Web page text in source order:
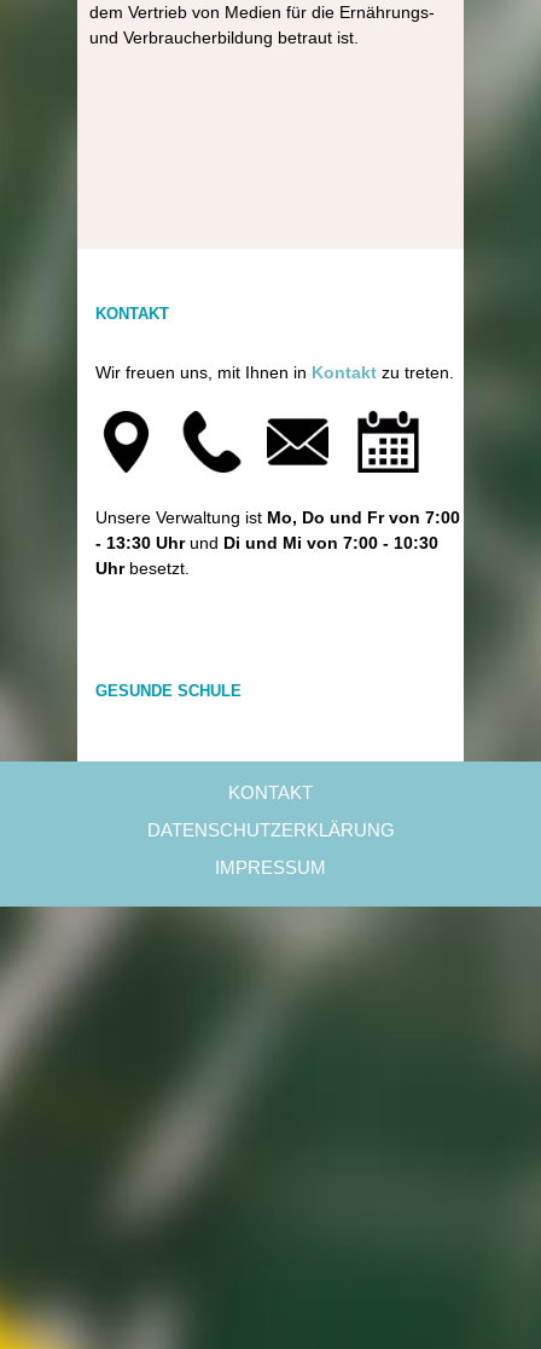
dem Vertrieb von Medien für die Ernährungs-
und Verbraucherbildung betraut ist.
KONTAKT
Wir freuen uns, mit Ihnen in Kontakt zu treten.
Unsere Verwaltung ist Mo, Do und Fr von 7:00
- 13:30 Uhrund Di und Mi von 7:00 - 10:30
Uhrbesetzt.
GESUNDE SCHULE
KONTAKT
DATENSCHUTZERKLÄRUNG
IMPRESSUM